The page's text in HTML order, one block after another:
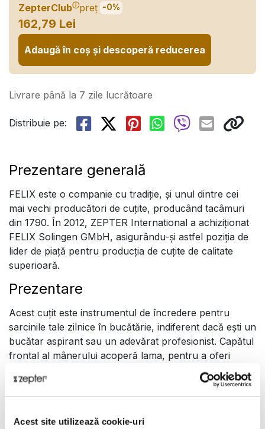
Acest site utilizează cookie-uri
ZepterClubⓘpreț -0%
162,79 Lei
Adaugă în coș și descoperă reducerea
Livrare până la 7 zile lucrătoare
Distribuie pe:
Prezentare generală
FELIX este o companie cu tradiție, și unul dintre cei
mai vechi producători de cuțite, producând tacâmuri
din 1790. În 2012, ZEPTER International a achiziționat
FELIX Solingen GMbH, asigurându-și astfel poziția de
lider de piață pentru producția de cuțite de calitate
superioară.
Prezentare
Acest cuțit este instrumentul de încredere pentru
sarcinile tale zilnice în bucătărie, indiferent dacă ești un
bucătar aspirant sau un adevărat profesionist. Capătul
frontal al mânerului acoperă lama, pentru a oferi
reținerea particulelor de alimente